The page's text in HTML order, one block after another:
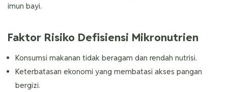
imun bayi.
Faktor Risiko Defisiensi Mikronutrien
Konsumsi makanan tidak beragam dan rendah nutrisi.
Keterbatasan ekonomi yang membatasi akses pangan
bergizi.